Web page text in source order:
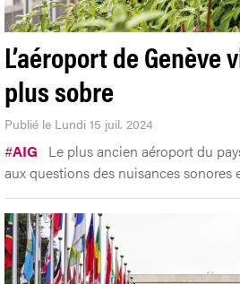
L’aéroport de Genève
plus sobre
Publié le Lundi 15 juil. 2024
#AIG
Le plus ancien aéroport du
aux questions des nuisances sonores